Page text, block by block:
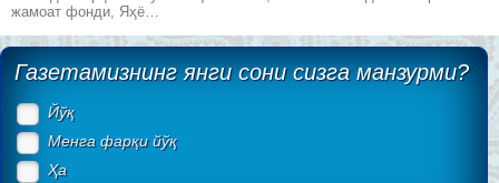
жамоат фонди, Яҳё…
Газетамизнинг янги сони сизга манзурми?
Йўқ
Менга фарқи йўқ
Ҳа